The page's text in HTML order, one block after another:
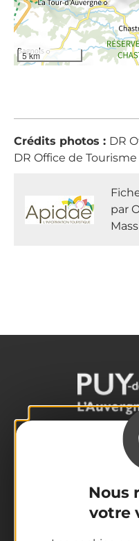
Nous
votre
5 km
Crédits photos : DR
DR Office de
par
Nos